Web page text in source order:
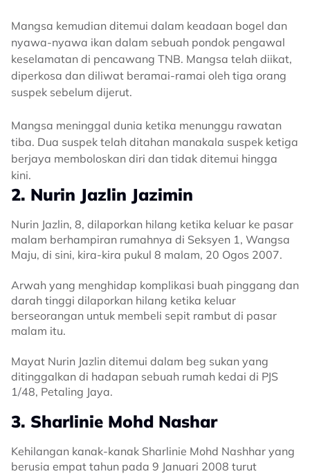
Mangsa kemudian ditemui dalam keadaan bogel dan
nyawa-nyawa ikan dalam sebuah pondok pengawal
keselamatan di pencawang TNB. Mangsa telah diikat,
diperkosa dan diliwat beramai-ramai oleh tiga orang
suspek sebelum dijerut.
Mangsa meninggal dunia ketika menunggu rawatan
tiba. Dua suspek telah ditahan manakala suspek ketiga
berjaya memboloskan diri dan tidak ditemui hingga
kini.
2. Nurin Jazlin Jazimin
Nurin Jazlin, 8, dilaporkan hilang ketika keluar ke pasar
malam berhampiran rumahnya di Seksyen 1, Wangsa
Maju, di sini, kira-kira pukul 8 malam, 20 Ogos 2007.
Arwah yang menghidap komplikasi buah pinggang dan
darah tinggi dilaporkan hilang ketika keluar
berseorangan untuk membeli sepit rambut di pasar
malam itu.
Mayat Nurin Jazlin ditemui dalam beg sukan yang
ditinggalkan di hadapan sebuah rumah kedai di PJS
1/48, Petaling Jaya.
3. Sharlinie Mohd Nashar
Kehilangan kanak-kanak Sharlinie Mohd Nashhar yang
berusia empat tahun pada 9 Januari 2008 turut